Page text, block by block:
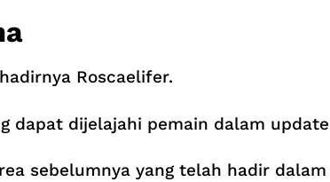
Roscaelifer.
dapat dijelajahi pemain dalam
sebelumnya yang telah hadir